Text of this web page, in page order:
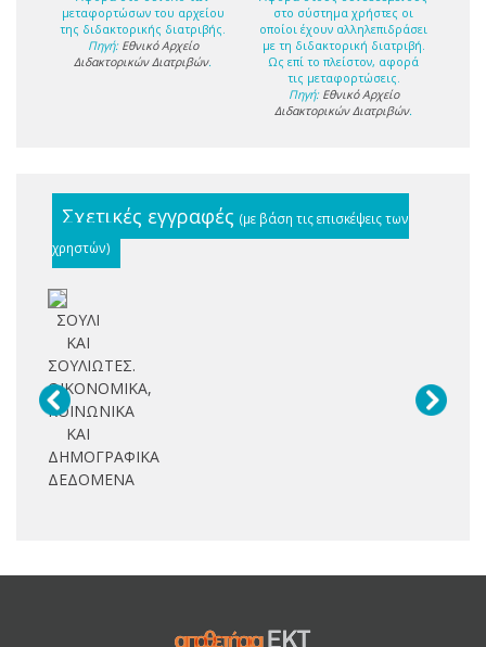
μεταφορτώσων του αρχείου
της διδακτορικής διατριβής.
Πηγή: Εθνικό Αρχείο
Διδακτορικών Διατριβών.
στο σύστημα χρήστες οι
οποίοι έχουν αλληλεπιδράσει
με τη διδακτορική διατριβή.
Ως επί το πλείστον, αφορά
τις μεταφορτώσεις.
Πηγή: Εθνικό Αρχείο
Διδακτορικών Διατριβών.
Σχετικές εγγραφές (με βάση τις επισκέψεις των
χρηστών)
ΣΟΥΛΙ
ΚΑΙ
ΣΟΥΛΙΩΤΕΣ.
ΟΙΚΟΝΟΜΙΚΑ,
ΚΟΙΝΩΝΙΚΑ
ΚΑΙ
ΔΗΜΟΓΡΑΦΙΚΑ
ΔΕΔΟΜΕΝΑ